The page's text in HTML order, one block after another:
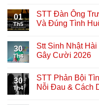
01
Th5
STT Đàn Ông
Và Đúng Tình
30
Th4
Stt Sinh Nhật
Gây Cười 2026
30
Th4
STT Phản Bội
Nỗi Đau & Cách